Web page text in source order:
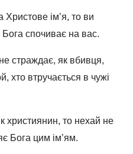
ім’я, то ви
спочиває на вас.
страждає, як вбивця,
хто втручається в чужі
християнин, то нехай не
Бога цим ім’ям.